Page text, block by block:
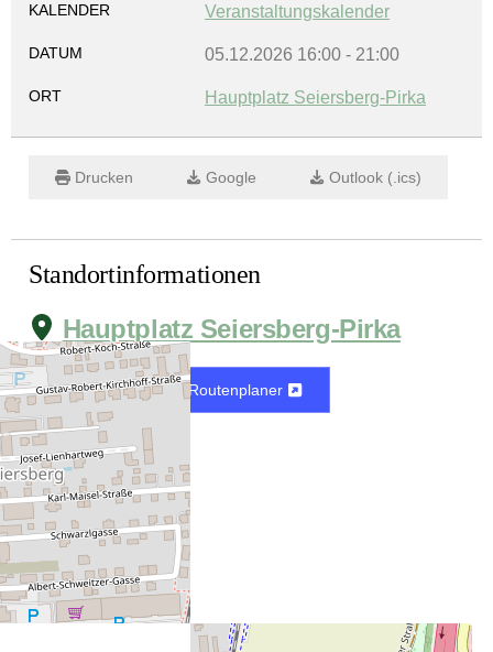
KALENDER Veranstaltungskalender
DATUM 05.12.2026 16:00 - 21:00
ORT Hauptplatz Seiersberg-Pirka
Drucken Google Outlook (.ics)
Standortinformationen
Hauptplatz Seiersberg-Pirka
Karte Routenplaner